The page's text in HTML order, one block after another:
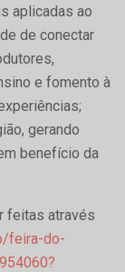
aplicadas ao
de conectar
e fomento à
gerando
benefício da
feitas através
feira-do-